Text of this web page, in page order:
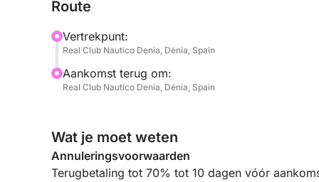
Deze tour kunt u aanpassen aan uw voorkeuren:
geheimen.
Deze ervaring is ideaal voor groepen vrienden,
tussen avontuur en ontspanning. Adem de zilte
Een unieke manier om in contact te komen met
landschappen van de regio.
Route
Vertrekpunt:
Real Club Nautico Denia, Dénia, Spain
Aankomst terug om:
Real Club Nautico Denia, Dénia, Spain
Wat je moet weten
Annuleringsvoorwaarden
Terugbetaling tot 70% tot 10 dagen vóór